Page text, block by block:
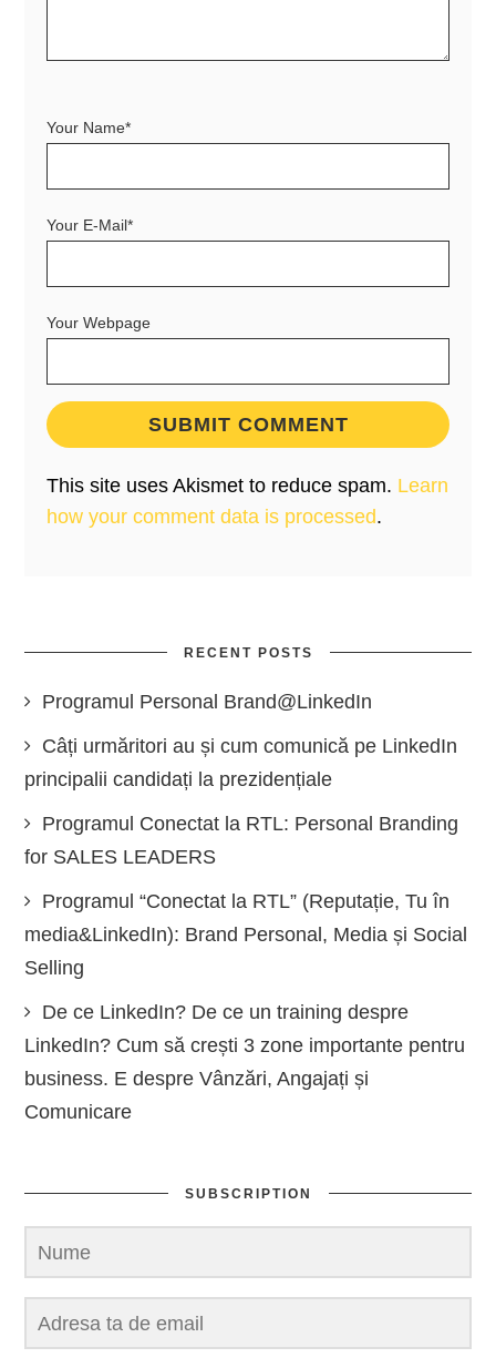
Your Name*
Your E-Mail*
Your Webpage
This site uses Akismet to reduce spam. Learn
how your comment data is processed.
RECENT POSTS
Programul Personal Brand@LinkedIn
Câți urmăritori au și cum comunică pe LinkedIn
principalii candidați la prezidențiale
Programul Conectat la RTL: Personal Branding
for SALES LEADERS
Programul “Conectat la RTL” (Reputație, Tu în
media&LinkedIn): Brand Personal, Media și Social
Selling
De ce LinkedIn? De ce un training despre
LinkedIn? Cum să crești 3 zone importante pentru
business. E despre Vânzări, Angajați și
Comunicare
SUBSCRIPTION